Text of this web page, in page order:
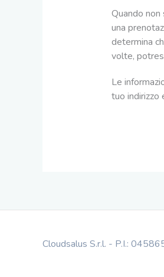
Quando
una
determina
volte,
Le
tuo indirizzo
Cloudsalus S.r.l. - P.I.: